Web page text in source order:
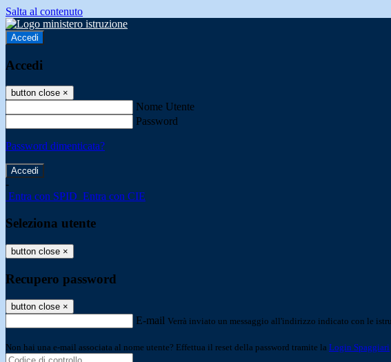
Salta al contenuto
Accedi
Accedi
button close ×
Nome Utente
Password
Password dimenticata?
-
Entra con SPID Entra con CIE
Seleziona utente
button close ×
Recupero password
button close ×
E-mail Verrà inviato un messaggio all'indirizzo indicato con le
Non hai una e-mail associata al nome utente? Effettua il reset della password tramite la Login Spaggiari